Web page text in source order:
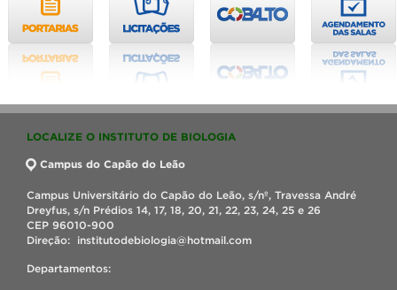
LOCALIZE O INSTITUTO DE BIOLOGIA
Campus do Capão do Leão
Campus Universitário do Capão do Leão, s/nº, Travessa André
Dreyfus, s/n Prédios 14, 17, 18, 20, 21, 22, 23, 24, 25 e 26
CEP 96010-900
Direção: institutodebiologia@hotmail.com
Departamentos: